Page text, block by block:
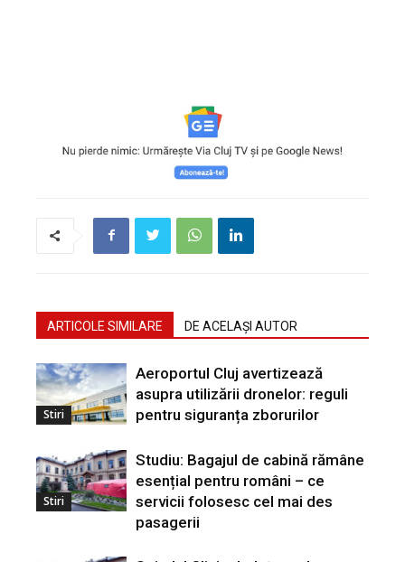
ARTICOLE SIMILARE DE ACELAȘI AUTOR
Stiri
Aeroportul Cluj avertizează
asupra utilizării dronelor: reguli
pentru siguranța zborurilor
Stiri
Studiu: Bagajul de cabină rămâne
esențial pentru români – ce
servicii folosesc cel mai des
pasagerii